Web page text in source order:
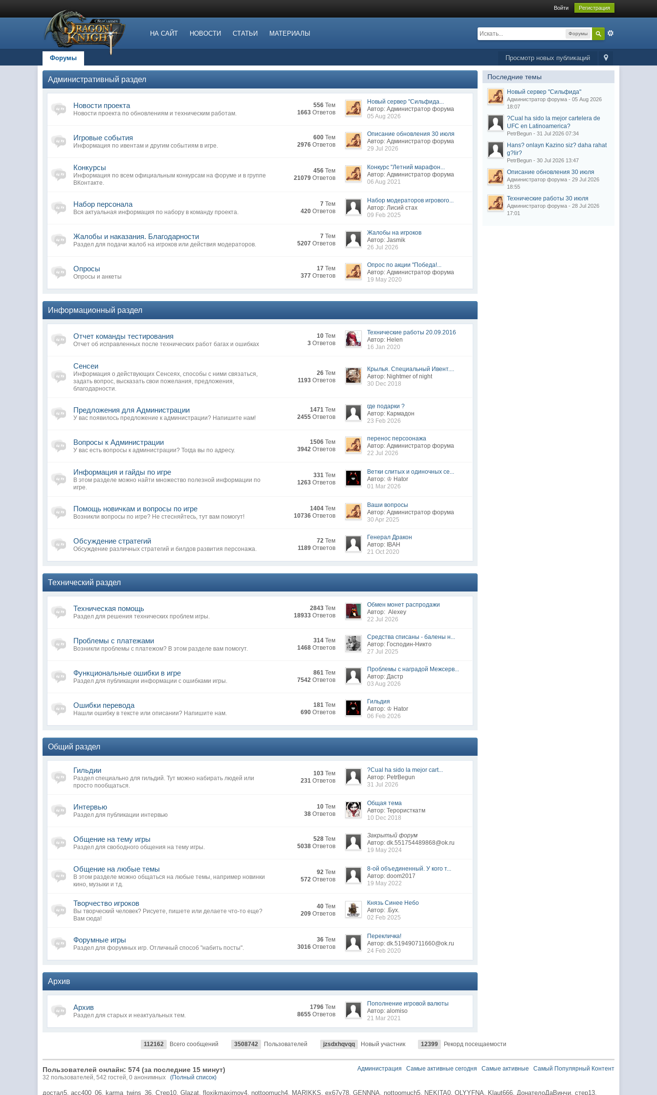
Войти Регистрация
НА САЙТ НОВОСТИ СТАТЬИ МАТЕРИАЛЫ Форумы
Просмотр новых публикаций
Форумы
Административный раздел
Новости проекта
Новости проекта по обновлениям и техническим работам.
556 Тем
1663 Ответов
Новый сервер "Сильфида...
Автор: Администратор форума
05 Aug 2026
Игровые события
Информация по ивентам и другим событиям в игре.
600 Тем
2976 Ответов
Описание обновления 30 июля
Автор: Администратор форума
29 Jul 2026
Конкурсы
Информация по всем официальным конкурсам на форуме и в группе
ВКонтакте.
456 Тем
21079 Ответов
Конкурс "Летний марафон...
Автор: Администратор форума
06 Aug 2021
Набор персонала
Вся актуальная информация по набору в команду проекта.
7 Тем
420 Ответов
Набор модераторов игрового...
Автор: Лисий стах
09 Feb 2025
Жалобы и наказания. Благодарности
Раздел для подачи жалоб на игроков или действия модераторов.
7 Тем
5207 Ответов
Жалобы на игроков
Автор: Jasmik
26 Jul 2026
Опросы
Опросы и анкеты
17 Тем
377 Ответов
Опрос по акции "Победа!...
Автор: Администратор форума
19 May 2020
Информационный раздел
Отчет команды тестирования
Отчет об исправленных после технических работ багах и ошибках
10 Тем
3 Ответов
Технические работы 20.09.2016
Автор: Нelen
16 Jan 2020
Сенсеи
Информация о действующих Сенсеях, способы с ними связаться,
задать вопрос, высказать свои пожелания, предложения,
благодарности.
26 Тем
1193 Ответов
Крылья. Специальный Ивент....
Автор: Nightmer of night
30 Dec 2018
Предложения для Администрации
У вас появилось предложение к администрации? Напишите нам!
1471 Тем
2455 Ответов
где подарки ?
Автор: Кармадон
23 Feb 2026
Вопросы к Администрации
У вас есть вопросы к администрации? Тогда вы по адресу.
1506 Тем
3942 Ответов
перенос персоонажа
Автор: Администратор форума
22 Jul 2026
Информация и гайды по игре
В этом разделе можно найти множество полезной информации по
игре.
331 Тем
1263 Ответов
Ветки слитых и одиночных се...
Автор: ♔ Hator
01 Mar 2026
Помощь новичкам и вопросы по игре
Возникли вопросы по игре? Не стесняйтесь, тут вам помогут!
1404 Тем
10736 Ответов
Ваши вопросы
Автор: Администратор форума
30 Apr 2025
Обсуждение стратегий
Обсуждение различных стратегий и билдов развития персонажа.
72 Тем
1189 Ответов
Генерал Дракон
Автор: IВAH
21 Oct 2020
Технический раздел
Техническая помощь
Раздел для решения технических проблем игры.
2843 Тем
18933 Ответов
Обмен монет распродажи
Автор: Alexey
22 Jul 2026
Проблемы с платежами
Возникли проблемы с платежом? В этом разделе вам помогут.
314 Тем
1468 Ответов
Средства списаны - балены н...
Автор: Господин-Никто
27 Jul 2025
Функциональные ошибки в игре
Раздел для публикации информации с ошибками игры.
861 Тем
7542 Ответов
Проблемы с наградой Межсерв...
Автор: Дастр
03 Aug 2026
Ошибки перевода
Нашли ошибку в тексте или описании? Напишите нам.
181 Тем
690 Ответов
Гильдия
Автор: ♔ Hator
06 Feb 2026
Общий раздел
Гильдии
Раздел специально для гильдий. Тут можно набирать людей или
просто пообщаться.
103 Тем
231 Ответов
?Cual ha sido la mejor cart...
Автор: PetrBegun
31 Jul 2026
Интервью
Раздел для публикации интервью
10 Тем
38 Ответов
Общая тема
Автор: Терористкатм
10 Dec 2018
Общение на тему игры
Раздел для свободного общения на тему игры.
528 Тем
5038 Ответов
Закрытый форум
Автор: dk.551754489868@ok.ru
19 May 2024
Общение на любые темы
В этом разделе можно общаться на любые темы, например новинки
кино, музыки и тд.
92 Тем
572 Ответов
8-ой объединенный. У кого т...
Автор: doom2017
19 May 2022
Творчество игроков
Вы творческий человек? Рисуете, пишете или делаете что-то еще?
Вам сюда!
40 Тем
209 Ответов
Князь Синее Небо
Автор: .Бyx.
02 Feb 2025
Форумные игры
Раздел для форумных игр. Отличный способ "набить посты".
36 Тем
3016 Ответов
Перекличка!
Автор: dk.519490711660@ok.ru
24 Feb 2020
Архив
Архив
Раздел для старых и неактуальных тем.
1796 Тем
8655 Ответов
Пополнение игровой валюты
Автор: alomiso
21 Mar 2021
Последние темы
Новый сервер "Сильфида"
Администратор форума - 05 Aug 2026
18:07
?Cual ha sido la mejor cartelera de
UFC en Latinoamerica?
PetrBegun - 31 Jul 2026 07:34
Hans? onlayn Kazino siz? daha rahat
g?lir?
PetrBegun - 30 Jul 2026 13:47
Описание обновления 30 июля
Администратор форума - 29 Jul 2026
18:55
Технические работы 30 июля
Администратор форума - 28 Jul 2026
17:01
112162 Всего сообщений 3508742 Пользователей jzsdxhqvqq Новый участник 12399 Рекорд посещаемости
Администрация Самые активные сегодня Самые активные Самый Популярный Контент
Пользователей онлайн: 574 (за последние 15 минут)
32 пользователей, 542 гостей, 0 анонимных(Полный список)
достал5, acc400_06, karma_twins_36, Стер10, Glazat, floxikmaximov4, nottoomuch4, MARIKKS, ex67y78, GENNNA, nottoomuch5, NEKITA0, OLYYFNA, Klaut666, ДонателоДаВинчи, стер13,